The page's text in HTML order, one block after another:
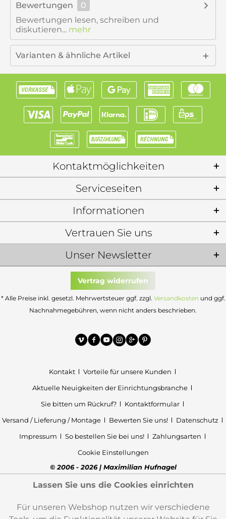
Bewertungen
0
Bewertungen lesen, schreiben und
diskutieren... mehr
Varianten & ähnliche Artikel
Kontaktmöglichkeiten
Serviceseiten
Informationen
Unser Newsletter
Vertrauen Sie uns
Vertrag widerrufen
* Alle Preise inkl. gesetzl. Mehrwertsteuer ggf. zzgl. Versandkosten und ggf.
Nachnahmegebühren, wenn nicht anders beschrieben.
Kontakt
Vorteile für unsere Kunden
Aktuelle Neuigkeiten der Einrichtungsbranche
Sie bitten um Rückruf?
Kontaktformular
Versand / Lieferung / Montage
Bewerten Sie uns!
Datenschutz
Impressum
So bestellen Sie bei uns!
Zahlungsarten
Cookie Einstellungen
© 2006 - 2026 | Maximilian Hufnagel
Lassen Sie uns die Cookies einrichten
Für unseren Webshop nutzen wir verschiedene